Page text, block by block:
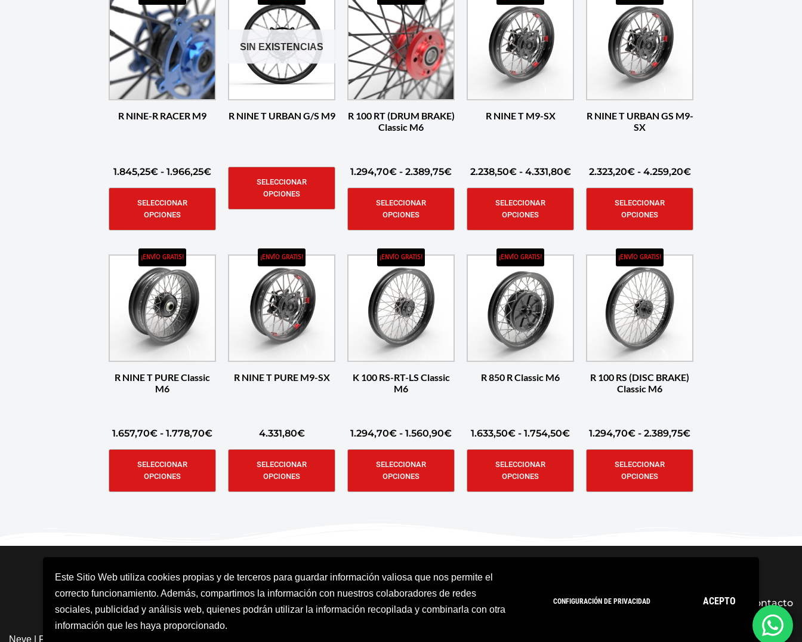
Este Sitio Web utiliza cookies propias y de terceros para guardar información valiosa que nos permite el
correcto funcionamiento. Además, compartimos la información con nuestros colaboradores de redes
sociales, publicidad y análisis web, quienes podrán utilizar la información recopilada y combinarla con otra
información que les haya proporcionado.
CONFIGURACIÓN DE PRIVACIDAD ACEPTO
R NINE-R RACER M9
1.845,25€ - 1.966,25€
SELECCIONAR
OPCIONES
SIN EXISTENCIAS
R NINE T URBAN G/S M9
SELECCIONAR
OPCIONES
R 100 RT (DRUM BRAKE)
Classic M6
1.294,70€ - 2.389,75€
SELECCIONAR
OPCIONES
R NINE T M9-SX
2.238,50€ - 4.331,80€
SELECCIONAR
OPCIONES
R NINE T URBAN GS M9-
SX
2.323,20€ - 4.259,20€
SELECCIONAR
OPCIONES
¡ENVÍO GRATIS!
R NINE T PURE Classic
M6
1.657,70€ - 1.778,70€
SELECCIONAR
OPCIONES
¡ENVÍO GRATIS!
R NINE T PURE M9-SX
4.331,80€
SELECCIONAR
OPCIONES
¡ENVÍO GRATIS!
K 100 RS-RT-LS Classic
M6
1.294,70€ - 1.560,90€
SELECCIONAR
OPCIONES
¡ENVÍO GRATIS!
R 850 R Classic M6
1.633,50€ - 1.754,50€
SELECCIONAR
OPCIONES
¡ENVÍO GRATIS!
R 100 RS (DISC BRAKE)
Classic M6
1.294,70€ - 2.389,75€
SELECCIONAR
OPCIONES
Neve | Funciona gracias a
Aviso Legal Política de cookies Política de privacidad Condiciones Generales Contacto